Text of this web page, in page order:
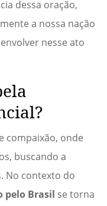
dessa oração,
a nossa nação
nesse ato
compaixão, onde
buscando a
No contexto do
pelo Brasil se torna